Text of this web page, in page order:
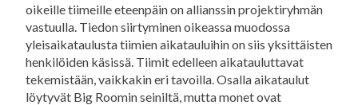
oikeille tiimeille eteenpäin on allianssin projektiryhmän
vastuulla. Tiedon siirtyminen oikeassa muodossa
yleisaikataulusta tiimien aikatauluihin on siis yksittäisten
henkilöiden käsissä. Tiimit edelleen aikatauluttavat
tekemistään, vaikkakin eri tavoilla. Osalla aikataulut
löytyvät Big Roomin seiniltä, mutta monet ovat